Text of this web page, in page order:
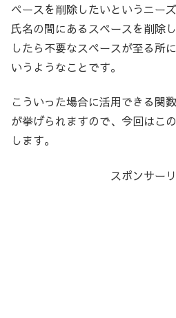
ペースを削除したいというニー
氏名の間にあるスペースを削除
したら不要なスペースが至る所
いうようなことです。
こういった場合に活用できる関
が挙げられますので、今回はこ
します。
スポンサー